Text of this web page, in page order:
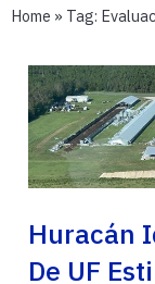
Home » Tag:
Huracán
De UF